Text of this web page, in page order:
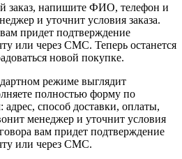
заказ, напишите ФИО, телефон и
и уточнит условия заказа.
придет подтверждение
или через СМС. Теперь останется
новой покупке.
режиме выглядит
полностью форму по
способ доставки, оплаты,
менеджер и уточнит условия
вам придет подтверждение
или через СМС.